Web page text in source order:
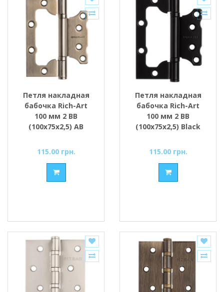
Петля накладная
бабочка Rich-Art
100 мм 2 ВВ
(100х75х2,5) AB
115.00 грн.
Петля накладная
бабочка Rich-Art
100 мм 2 ВВ
(100х75х2,5) Black
115.00 грн.